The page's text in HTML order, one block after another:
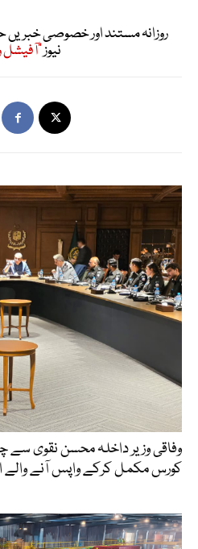
روزانہ مستند اور خصوصی
نیوز"آفیشل
وفاقی وزیر داخلہ محسن نقوی سے
کورس مکمل کرکے واپس آنے